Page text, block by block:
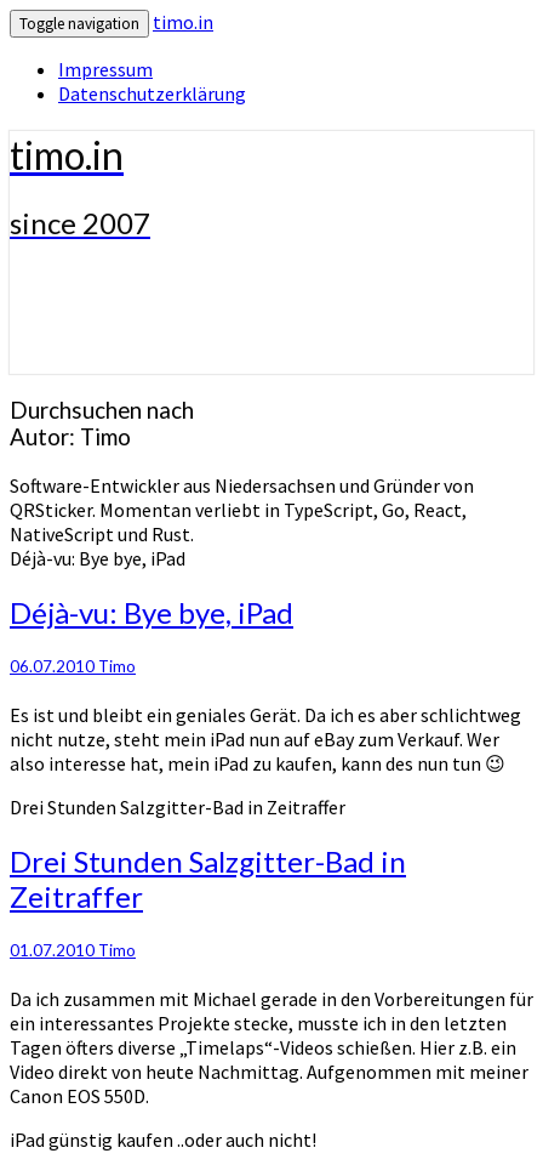
Toggle navigation
timo.in
Impressum
Datenschutzerklärung
timo.in
since 2007
Durchsuchen nach
Autor: Timo
Software-Entwickler aus Niedersachsen und Gründer von
QRSticker. Momentan verliebt in TypeScript, Go, React,
NativeScript und Rust.
Déjà-vu: Bye bye, iPad
Déjà-vu: Bye bye, iPad
06.07.2010 Timo
Es ist und bleibt ein geniales Gerät. Da ich es aber schlichtweg
nicht nutze, steht mein iPad nun auf eBay zum Verkauf. Wer
also interesse hat, mein iPad zu kaufen, kann des nun tun 😉
Drei Stunden Salzgitter-Bad in Zeitraffer
Drei Stunden Salzgitter-Bad in
Zeitraffer
01.07.2010 Timo
Da ich zusammen mit Michael gerade in den Vorbereitungen für
ein interessantes Projekte stecke, musste ich in den letzten
Tagen öfters diverse „Timelaps“-Videos schießen. Hier z.B. ein
Video direkt von heute Nachmittag. Aufgenommen mit meiner
Canon EOS 550D.
iPad günstig kaufen ..oder auch nicht!